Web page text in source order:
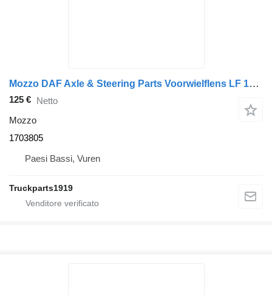
Mozzo DAF Axle & Steering Parts Voorwielflens LF 1703805 per camion
125 € Netto
Mozzo
1703805
Paesi Bassi, Vuren
Truckparts1919